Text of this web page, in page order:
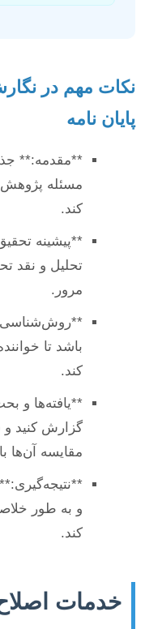
نکات مهم در
پایان نامه
**مقدمه:**
مسئله
کند.
**پیشینه
تحلیل و نقد
مرور.
باشد تا
کند.
**یافته‌ها و
گزارش کنید
مقایسه آن‌ها
و به طور
کند.
خدمات